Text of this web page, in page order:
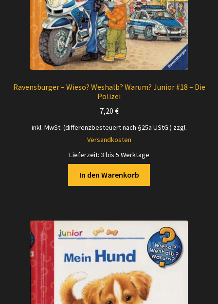
Ravensburger – Wieso? Weshalb? Warum? Junior #18 – Die
Polizei
7,20 €
inkl. MwSt. (differenzbesteuert nach §25a UStG.) zzgl.
Versandkosten
Lieferzeit: 3 bis 5 Werktage
In den Warenkorb